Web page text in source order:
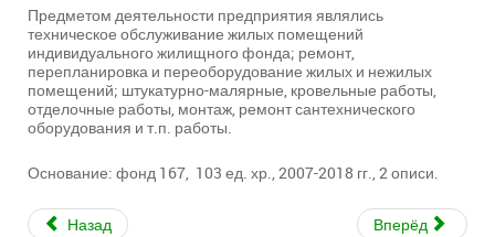
Предметом деятельности предприятия являлись
техническое обслуживание жилых помещений
индивидуального жилищного фонда; ремонт,
перепланировка и переоборудование жилых и нежилых
помещений; штукатурно-малярные, кровельные работы,
отделочные работы, монтаж, ремонт сантехнического
оборудования и т.п. работы.
Основание: фонд 167, 103 ед. хр., 2007-2018 гг., 2 описи.
Назад Вперёд